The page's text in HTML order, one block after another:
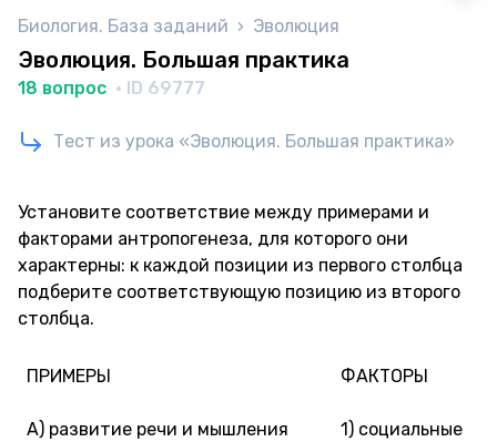
Биология. База заданий › Эволюция
Эволюция. Большая практика
18 вопрос · ID 69777
Тест из урока «Эволюция. Большая практика»
Установите соответствие между примерами и
факторами антропогенеза, для которого они
характерны: к каждой позиции из первого столбца
подберите соответствующую позицию из второго
столбца.
ПРИМЕРЫ ФАКТОРЫ
А) развитие речи и мышления 1) социальные